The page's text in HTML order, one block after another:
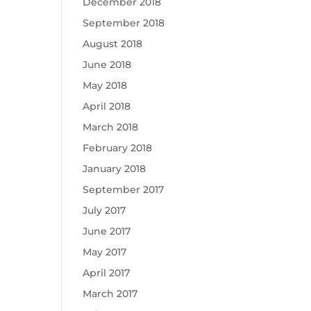
September 2018
August 2018
June 2018
May 2018
April 2018
March 2018
February 2018
January 2018
September 2017
July 2017
June 2017
May 2017
April 2017
March 2017